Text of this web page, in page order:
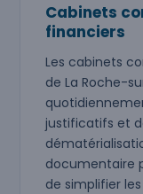
Cabinets
financiers
Les cabinets
de La Roche-
justificatifs et
documentaire
de simplifier